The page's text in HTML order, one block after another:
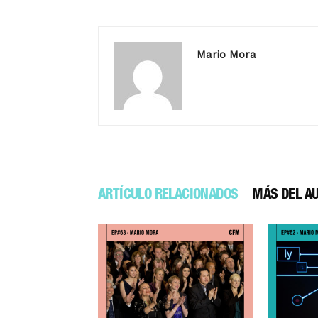
Mario Mora
ARTÍCULO RELACIONADOS MÁS DEL